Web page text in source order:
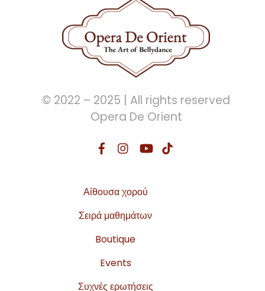
© 2022 – 2025 | All rights reserved
Opera De Orient
Αίθουσα χορού
Σειρά μαθημάτων
Boutique
Events
Συχνές ερωτήσεις